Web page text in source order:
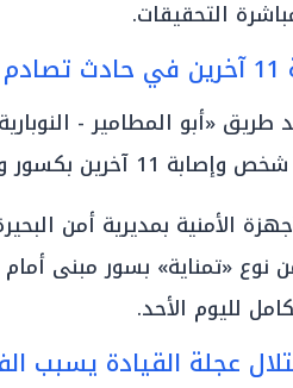
التحقيقات.
«أبو المطامير -
بكسور وجروح بالغة.
الأمنية بمديرية أمن
لليوم الأحد.
عجلة القيادة يسبب